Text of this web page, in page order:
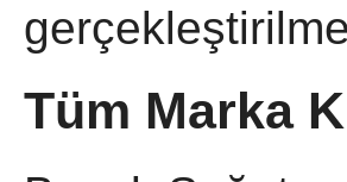
Tüm Marka